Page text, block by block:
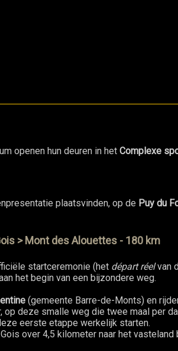
openen hun deuren in het Complexe
plaatsvinden, op de Puy du
> Mont des Alouettes - 180 km
startceremonie (het départ réelvan
het begin van een bijzondere weg.
(gemeente Barre-de-Monts) en
op deze smalle weg die twee maal per
eerste etappe werkelijk starten.
over 4,5 kilometer naar het vasteland